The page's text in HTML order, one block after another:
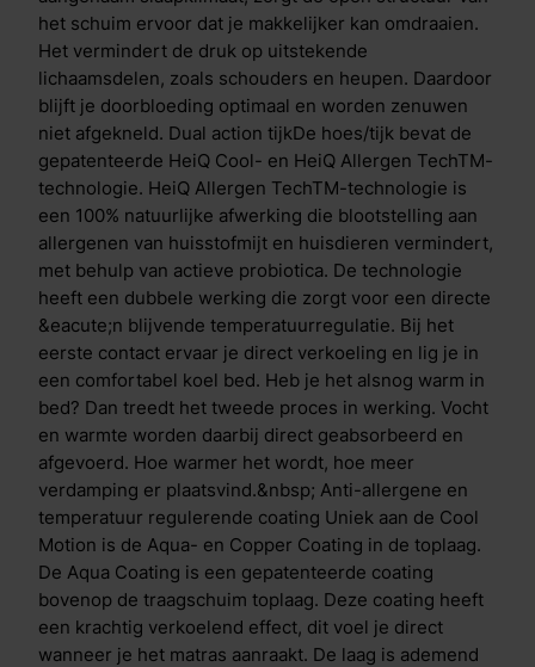
De Aqua Coating is een gepatenteerde coating
bovenop de traagschuim toplaag. Deze coating heeft
een krachtig verkoelend effect, dit voel je direct
wanneer je het matras aanraakt. De laag is ademend
en flexibel, waardoor je comfortabel slaapt. Door het
toevoegen van deze laag ben je verzekerd van de
juiste temperatuur gedurende de nacht.De
koperdeeltjes in de Copper Coating zorgen voor
actieve bescherming tegen bacteri&euml;n. Wanneer
bacteri&euml;n op koper terechtkomen na
bijvoorbeeld lichamelijk contact, hoesten of niezen
komen er koperionen vrij. Deze ionen worden
opgenomen in de bacteri&euml;n waardoor ze
worden vernietigd. Zo blijft het matras dankzij deze
gepatenteerde technologie altijd fris. Verschil Cool
Motion 1 & Cool Motion 2 De Cool Motion 1 en Cool
Motion 2 matrassen hebben dezelfde opbouw, de
matrassen verschillen enkel in de traagschuim
toplaag. De Cool Motion 1 heeft een zachte toplaag,
terwijl de Cool Motion 2 een stevige toplaag heeft.
het schuim ervoor dat je makkelijker kan omdraaien.
Het vermindert de druk op uitstekende
lichaamsdelen, zoals schouders en heupen. Daardoor
blijft je doorbloeding optimaal en worden zenuwen
niet afgekneld. Dual action tijkDe hoes/tijk bevat de
gepatenteerde HeiQ Cool- en HeiQ Allergen TechTM-
technologie. HeiQ Allergen TechTM-technologie is
een 100% natuurlijke afwerking die blootstelling aan
allergenen van huisstofmijt en huisdieren vermindert,
met behulp van actieve probiotica. De technologie
heeft een dubbele werking die zorgt voor een directe
&eacute;n blijvende temperatuurregulatie. Bij het
eerste contact ervaar je direct verkoeling en lig je in
een comfortabel koel bed. Heb je het alsnog warm in
bed? Dan treedt het tweede proces in werking. Vocht
en warmte worden daarbij direct geabsorbeerd en
afgevoerd. Hoe warmer het wordt, hoe meer
verdamping er plaatsvind.&nbsp; Anti-allergene en
temperatuur regulerende coating Uniek aan de Cool
Motion is de Aqua- en Copper Coating in de toplaag.
De Aqua Coating is een gepatenteerde coating
bovenop de traagschuim toplaag. Deze coating heeft
een krachtig verkoelend effect, dit voel je direct
wanneer je het matras aanraakt. De laag is ademend